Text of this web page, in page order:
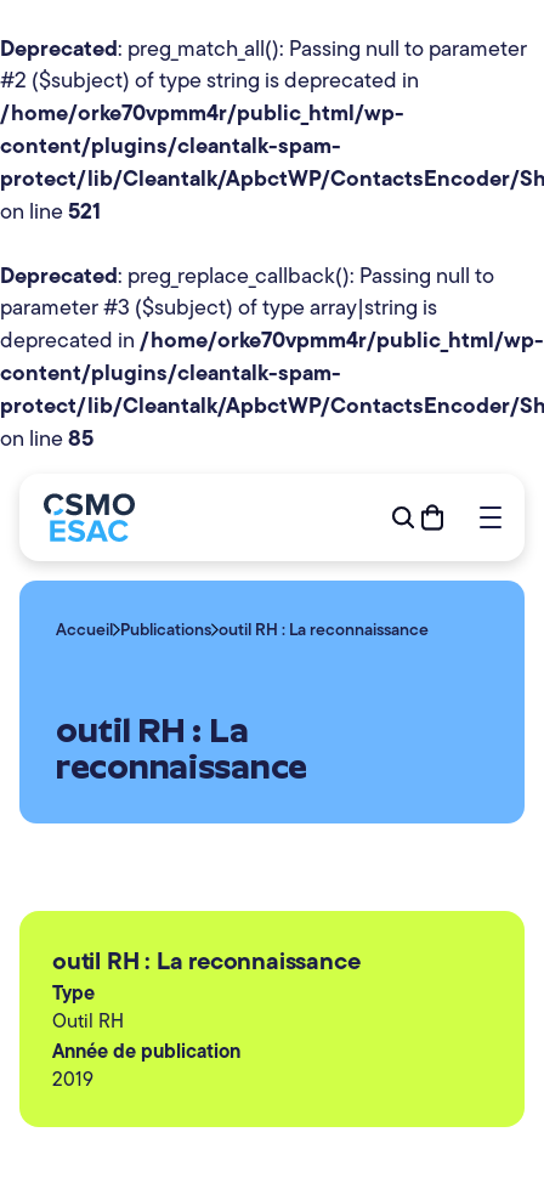
Deprecated: preg_match_all(): Passing null to parameter
#2 ($subject) of type string is deprecated in
/home/orke70vpmm4r/public_html/wp-
content/plugins/cleantalk-spam-
protect/lib/Cleantalk/ApbctWP/ContactsEncoder/
on line521
Deprecated: preg_replace_callback(): Passing null to
parameter #3 ($subject) of type array|string is
deprecated in/home/orke70vpmm4r/public_html/wp-
content/plugins/cleantalk-spam-
protect/lib/Cleantalk/ApbctWP/ContactsEncoder/
on line85
Outils de gestion
R&D
Relève
Publications
À propos
Devenir membre
Articles
Accueil Publications outil RH : La reconnaissance
outil RH : La
reconnaissance
outil RH : La reconnaissance
Type
Outil RH
Année de publication
2019